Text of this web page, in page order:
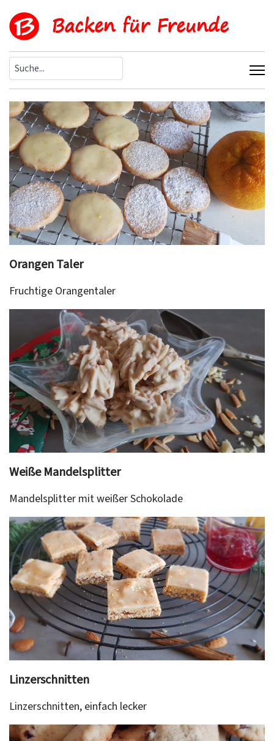
Backen für Freunde
Orangen Taler
Fruchtige Orangentaler
Weiße Mandelsplitter
Mandelsplitter mit weißer Schokolade
Linzerschnitten
Linzerschnitten, einfach lecker